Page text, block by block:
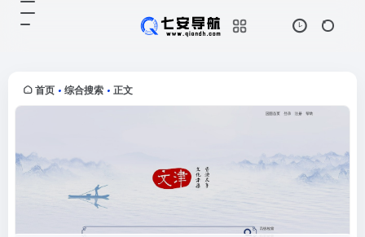
首页 • 综合搜索 • 正文